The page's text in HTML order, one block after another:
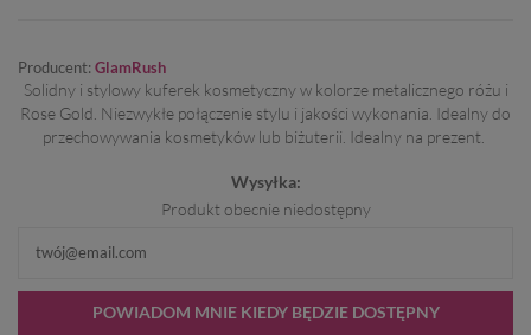
Producent: GlamRush
Solidny i stylowy kuferek kosmetyczny w kolorze metalicznego różu i
Rose Gold. Niezwykłe połączenie stylu i jakości wykonania. Idealny do
przechowywania kosmetyków lub biżuterii. Idealny na prezent.
Wysyłka:
Produkt obecnie niedostępny
POWIADOM MNIE KIEDY BĘDZIE DOSTĘPNY